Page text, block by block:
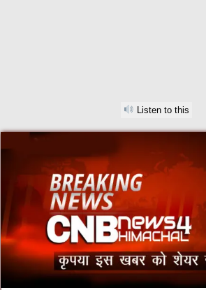
Listen to this